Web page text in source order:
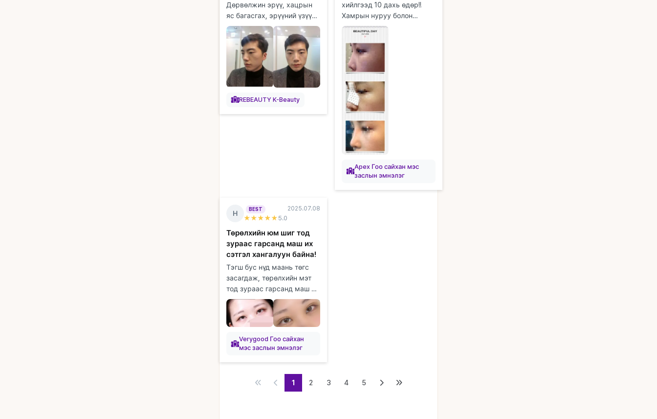
Дөрвөлжин эрүү, хацрын
яс багасгах, эрүүний үзүүр,
ясны гадна давхарга авах
(cortical osteotomy),
эрүүний суулгац авахуулах,
давхраа...
REBEAUTY K-Beauty
хийлгээд 10 дахь өдөр!!
Хамрын нуруу болон
үзүүрийг хийлгэсэн!! Юуны
өмнө, эндхийн хүлээн
авахын эгч нар болон
сувилагч эгч нар...
Apex Гоо сайхан мэс
заслын эмнэлэг
Н
BEST
★★★★★ 5.0
2025.07.08
Төрөлхийн юм шиг тод
зураас гарсанд маш их
сэтгэл хангалуун байна!
Тэгш бус нүд маань төгс
засагдаж, төрөлхийн мэт
тод зураас гарсанд маш их
сэтгэл хангалуун байна!
Хаван ч хурдан бууж,
эргэн тойрны хүмүүс
Verygood Гоо сайхан
мэс заслын эмнэлэг
1 2 3 4 5